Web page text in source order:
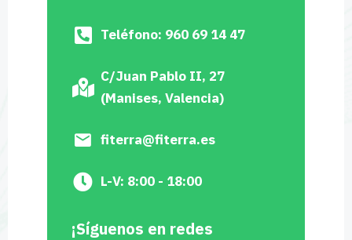
Teléfono: 960 69 14 47
C/Juan Pablo II, 27
(Manises, Valencia)
fiterra@fiterra.es
L-V: 8:00 - 18:00
¡Síguenos en redes